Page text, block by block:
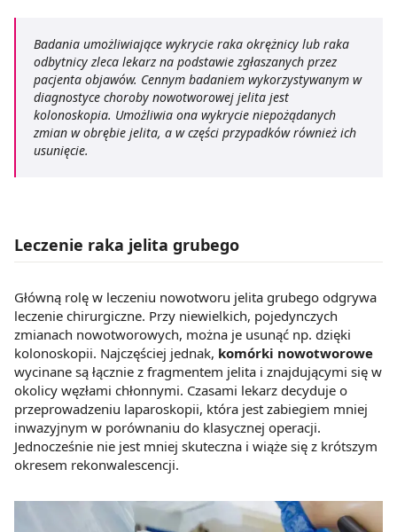
Badania umożliwiające wykrycie raka okrężnicy lub raka
odbytnicy zleca lekarz na podstawie zgłaszanych przez
pacjenta objawów. Cennym badaniem wykorzystywanym w
diagnostyce choroby nowotworowej jelita jest
kolonoskopia. Umożliwia ona wykrycie niepożądanych
zmian w obrębie jelita, a w części przypadków również ich
usunięcie.
Leczenie raka jelita grubego
Główną rolę w leczeniu nowotworu jelita grubego odgrywa
leczenie chirurgiczne. Przy niewielkich, pojedynczych
zmianach nowotworowych, można je usunąć np. dzięki
kolonoskopii. Najczęściej jednak, komórki nowotworowe
wycinane są łącznie z fragmentem jelita i znajdującymi się w
okolicy węzłami chłonnymi. Czasami lekarz decyduje o
przeprowadzeniu laparoskopii, która jest zabiegiem mniej
inwazyjnym w porównaniu do klasycznej operacji.
Jednocześnie nie jest mniej skuteczna i wiąże się z krótszym
okresem rekonwalescencji.